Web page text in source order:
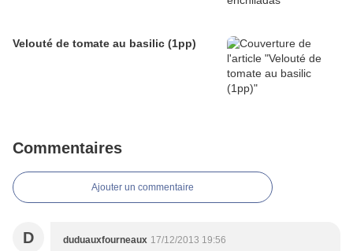
Velouté de tomate au basilic (1pp)
Commentaires
Ajouter un commentaire
D duduauxfourneaux 17/12/2013 19:56